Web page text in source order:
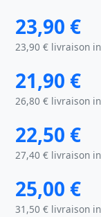
23,90 €
23,90 € livraison
21,90 €
26,80 € livraison
22,50 €
27,40 € livraison
25,00 €
31,50 € livraison